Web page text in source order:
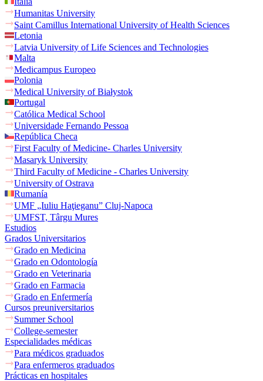
Humanitas University
Saint Camillus International University of Health Sciences
Letonia
Latvia University of Life Sciences and Technologies
Malta
Medicampus Europeo
Polonia
Medical University of Białystok
Portugal
Católica Medical School
Universidade Fernando Pessoa
República Checa
First Faculty of Medicine- Charles University
Masaryk University
Third Faculty of Medicine - Charles University
University of Ostrava
Rumanía
UMF „Iuliu Haţieganu” Cluj-Napoca
UMFST, Târgu Mures
Estudios
Grados Universitarios
Grado en Medicina
Grado en Odontología
Grado en Veterinaria
Grado en Farmacia
Grado en Enfermería
Cursos preuniversitarios
Summer School
College-semester
Especialidades médicas
Para médicos graduados
Para enfermeros graduados
Prácticas en hospitales